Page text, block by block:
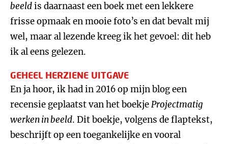
beeldis daarnaast een boek met een lekkere
frisse opmaak en mooie foto’s en dat bevalt mij
wel, maar al lezende kreeg ik het gevoel: dit heb
ik al eens gelezen.
GEHEEL HERZIENE UITGAVE
En ja hoor, ik had in 2016 op mijn blog een
recensie geplaatst van het boekjeProjectmatig
werken in beeld. Dit boekje, volgens de flaptekst,
beschrijft op een toegankelijke en vooral